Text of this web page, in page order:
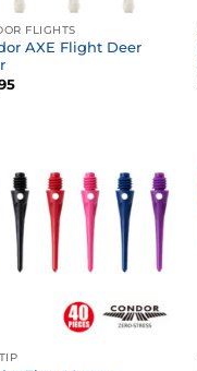
FLIGHTS
AXE Flight Deer